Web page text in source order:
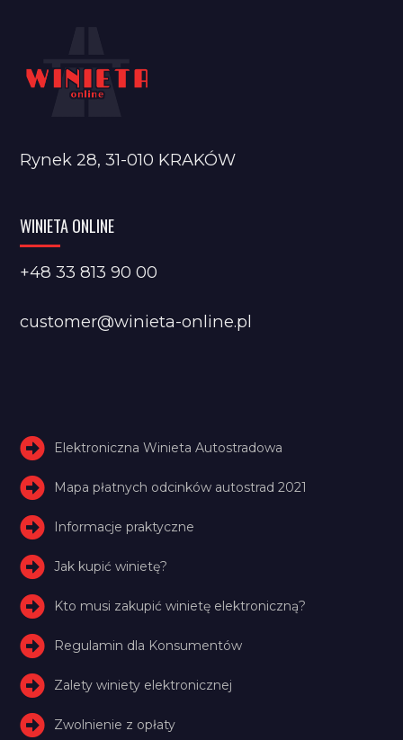
Rynek 28, 31-010 KRAKÓW
WINIETA ONLINE
+48 33 813 90 00
customer@winieta-online.pl
Elektroniczna Winieta Autostradowa
Mapa płatnych odcinków autostrad 2021
Informacje praktyczne
Jak kupić winietę?
Kto musi zakupić winietę elektroniczną?
Regulamin dla Konsumentów
Zalety winiety elektronicznej
Zwolnienie z opłaty